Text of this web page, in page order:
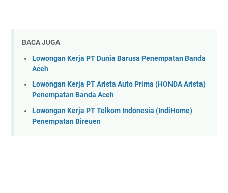
BACA JUGA
Lowongan Kerja PT Dunia Barusa Penempatan Banda
Aceh
Lowongan Kerja PT Arista Auto Prima (HONDA Arista)
Penempatan Banda Aceh
Lowongan Kerja PT Telkom Indonesia (IndiHome)
Penempatan Bireuen